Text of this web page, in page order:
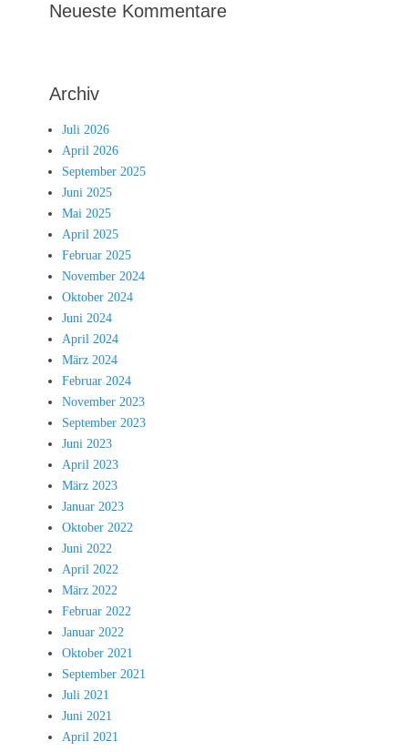
Neueste Kommentare
Archiv
Juli 2026
April 2026
September 2025
Juni 2025
Mai 2025
April 2025
Februar 2025
November 2024
Oktober 2024
Juni 2024
April 2024
März 2024
Februar 2024
November 2023
September 2023
Juni 2023
April 2023
März 2023
Januar 2023
Oktober 2022
Juni 2022
April 2022
März 2022
Februar 2022
Januar 2022
Oktober 2021
September 2021
Juli 2021
Juni 2021
April 2021